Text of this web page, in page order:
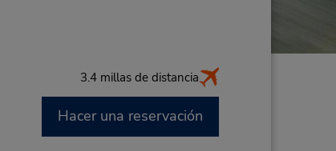
3.4 millas de distancia
Hacer una reservación